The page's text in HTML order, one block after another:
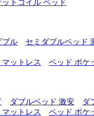
ットコイル ベッド
ブル
セミダブルベッド
ットレス
ベッド ポケ
ダブルベッド 激安
ダ
ットレス
ベッド ポケ